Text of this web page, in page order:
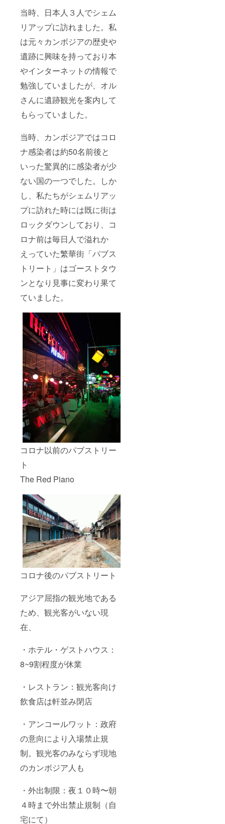
当時、日本人３人でシェム
リアップに訪れました。私
は元々カンボジアの歴史や
遺跡に興味を持っており本
やインターネットの情報で
勉強していましたが、オル
さんに遺跡観光を案内して
もらっていました。
当時、カンボジアではコロ
ナ感染者は約50名前後と
いった驚異的に感染者が少
ない国の一つでした。しか
し、私たちがシェムリアッ
プに訪れた時には既に街は
ロックダウンしており、コ
ロナ前は毎日人で溢れか
えっていた繁華街「パブス
トリート」はゴーストタウ
ンとなり見事に変わり果て
ていました。
コロナ以前のパブストリー
ト
The Red Piano
コロナ後のパブストリート
アジア屈指の観光地である
ため、観光客がいない現
在、
・ホテル・ゲストハウス：
8~9割程度が休業
・レストラン：観光客向け
飲食店は軒並み閉店
・アンコールワット：政府
の意向により入場禁止規
制。観光客のみならず現地
のカンボジア人も
・外出制限：夜１０時〜朝
４時まで外出禁止規制（自
宅にて）